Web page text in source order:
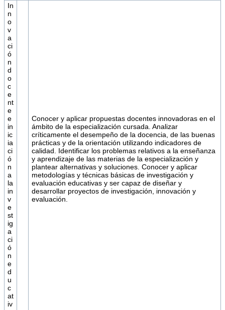
In
n
o
v
a
ci
ó
n
d
o
c
e
nt
e
e
in
ic
ia
ci
ó
n
a
la
in
v
e
st
ig
a
ci
ó
n
e
d
u
c
at
iv
Conocer y aplicar propuestas docentes innovadoras en el
ámbito de la especialización cursada. Analizar
críticamente el desempeño de la docencia, de las buenas
prácticas y de la orientación utilizando indicadores de
calidad. Identificar los problemas relativos a la enseñanza
y aprendizaje de las materias de la especialización y
plantear alternativas y soluciones. Conocer y aplicar
metodologías y técnicas básicas de investigación y
evaluación educativas y ser capaz de diseñar y
desarrollar proyectos de investigación, innovación y
evaluación.